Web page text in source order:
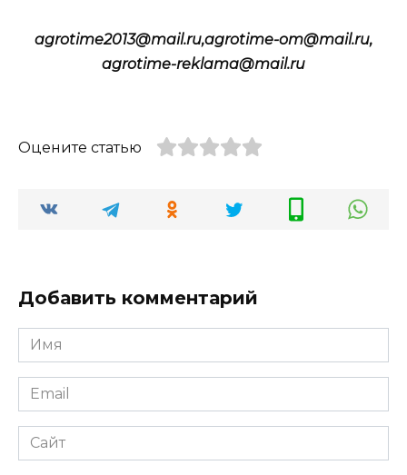
agrotime2013@mail.ru,agrotime-om@mail.ru,
agrotime-reklama@mail.ru
Оцените статью
Добавить комментарий
Имя
*
Email
*
Сайт